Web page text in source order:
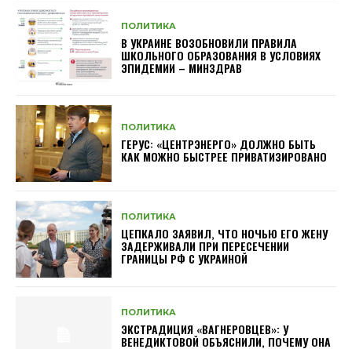
ПОЛИТИКА
В УКРАИНЕ ВОЗОБНОВИЛИ ПРАВИЛА
ШКОЛЬНОГО ОБРАЗОВАНИЯ В УСЛОВИЯХ
ЭПИДЕМИИ – МИНЗДРАВ
ПОЛИТИКА
ГЕРУС: «ЦЕНТРЭНЕРГО» ДОЛЖНО БЫТЬ
КАК МОЖНО БЫСТРЕЕ ПРИВАТИЗИРОВАНО
ПОЛИТИКА
ЦЕПКАЛО ЗАЯВИЛ, ЧТО НОЧЬЮ ЕГО ЖЕНУ
ЗАДЕРЖИВАЛИ ПРИ ПЕРЕСЕЧЕНИИ
ГРАНИЦЫ РФ С УКРАИНОЙ
ПОЛИТИКА
ЭКСТРАДИЦИЯ «ВАГНЕРОВЦЕВ»: У
ВЕНЕДИКТОВОЙ ОБЪЯСНИЛИ, ПОЧЕМУ ОНА